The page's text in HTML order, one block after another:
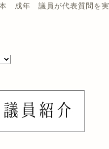
成年 議員が代表質問を実